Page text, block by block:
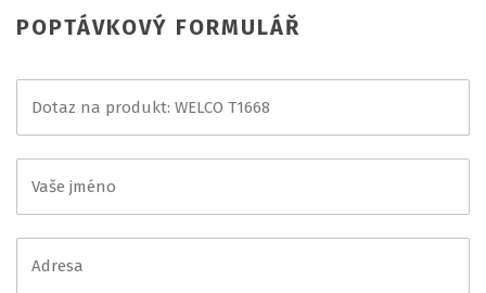
POPTÁVKOVÝ FORMULÁŘ